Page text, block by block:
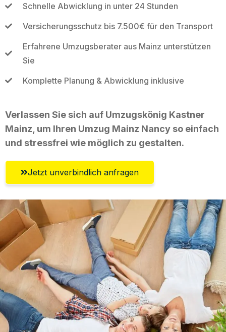
Schnelle Abwicklung in unter 24 Stunden
Versicherungsschutz bis 7.500€ für den Transport
Erfahrene Umzugsberater aus Mainz unterstützen
Sie
Komplette Planung & Abwicklung inklusive
Verlassen Sie sich auf Umzugskönig Kastner
Mainz, um Ihren Umzug Mainz Nancy so einfach
und stressfrei wie möglich zu gestalten.
Jetzt unverbindlich anfragen